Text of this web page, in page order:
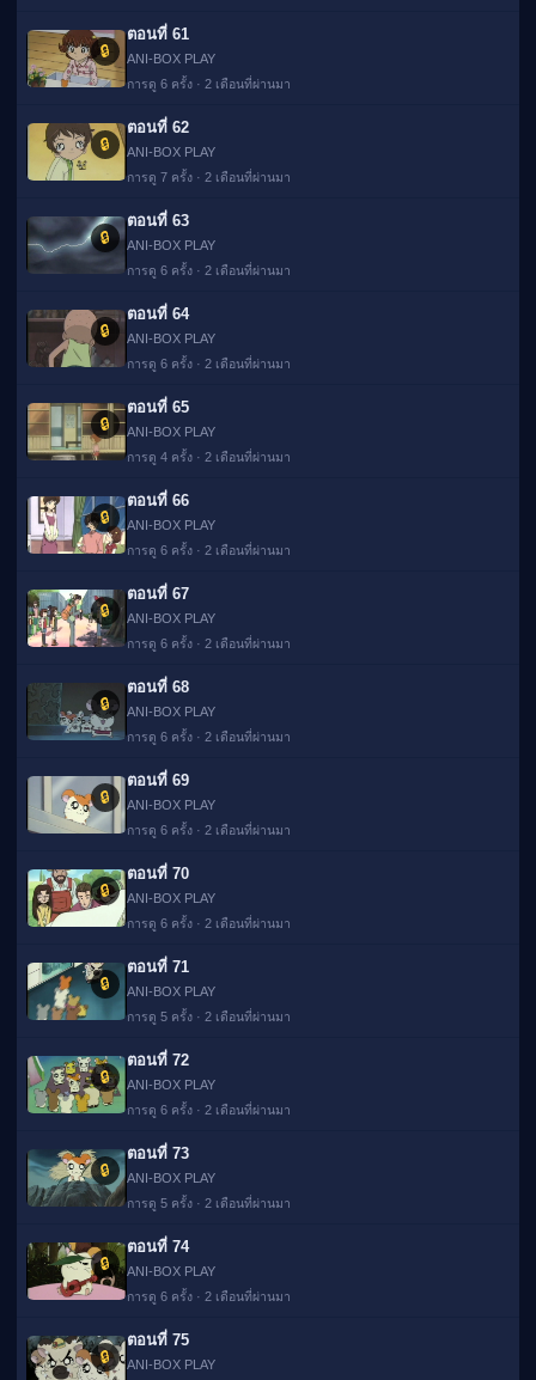
🔒
ตอนที่ 61
ANI-BOX PLAY
การดู 6 ครั้ง · 2 เดือนที่ผ่านมา
🔒
ตอนที่ 62
ANI-BOX PLAY
การดู 7 ครั้ง · 2 เดือนที่ผ่านมา
🔒
ตอนที่ 63
ANI-BOX PLAY
การดู 6 ครั้ง · 2 เดือนที่ผ่านมา
🔒
ตอนที่ 64
ANI-BOX PLAY
การดู 6 ครั้ง · 2 เดือนที่ผ่านมา
🔒
ตอนที่ 65
ANI-BOX PLAY
การดู 4 ครั้ง · 2 เดือนที่ผ่านมา
🔒
ตอนที่ 66
ANI-BOX PLAY
การดู 6 ครั้ง · 2 เดือนที่ผ่านมา
🔒
ตอนที่ 67
ANI-BOX PLAY
การดู 6 ครั้ง · 2 เดือนที่ผ่านมา
🔒
ตอนที่ 68
ANI-BOX PLAY
การดู 6 ครั้ง · 2 เดือนที่ผ่านมา
🔒
ตอนที่ 69
ANI-BOX PLAY
การดู 6 ครั้ง · 2 เดือนที่ผ่านมา
🔒
ตอนที่ 70
ANI-BOX PLAY
การดู 6 ครั้ง · 2 เดือนที่ผ่านมา
🔒
ตอนที่ 71
ANI-BOX PLAY
การดู 5 ครั้ง · 2 เดือนที่ผ่านมา
🔒
ตอนที่ 72
ANI-BOX PLAY
การดู 6 ครั้ง · 2 เดือนที่ผ่านมา
🔒
ตอนที่ 73
ANI-BOX PLAY
การดู 5 ครั้ง · 2 เดือนที่ผ่านมา
🔒
ตอนที่ 74
ANI-BOX PLAY
การดู 6 ครั้ง · 2 เดือนที่ผ่านมา
🔒
ตอนที่ 75
ANI-BOX PLAY